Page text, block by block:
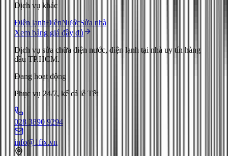
Dịch vụ khác
Điện lạnhĐiệnNướcSửa nhà
Xem bảng giá đầy đủ
Dịch vụ sửa chữa điện nước, điện lạnh tại nhà uy tín hàng
đầu TP.HCM.
Đang hoạt động
Phục vụ 24/7, kể cả lễ Tết
028 3890 9294
info@1fix.vn